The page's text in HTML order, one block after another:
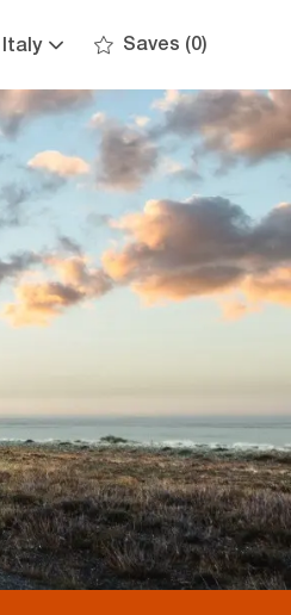
Language
English
Italy Saves (0)